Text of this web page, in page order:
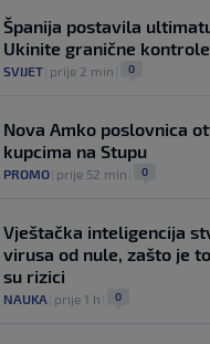
prvak Jugoslavije
OSTALI SPORTOVI |prije 6 h| 0
Španija postavila
Ukinite granične kontrole
SVIJET prije 2 min 0
Nova Amko poslovnica
kupcima na Stupu
PROMO prije 52 min 0
Vještačka inteligencija
virusa od nule, zašto je
su rizici
NAUKA prije 1 h 0